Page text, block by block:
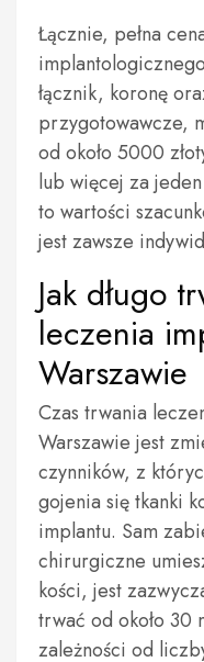
Łącznie, pełna
łącznik, koronę
przygotowawcze,
od około 5000
lub więcej za
to wartości
jest zawsze
Jak długo
leczenia
Warszawie
Czas trwania
Warszawie jest
czynników, z
gojenia się tkanki
implantu. Sam
chirurgiczne
kości, jest
trwać od około 30
zależności od